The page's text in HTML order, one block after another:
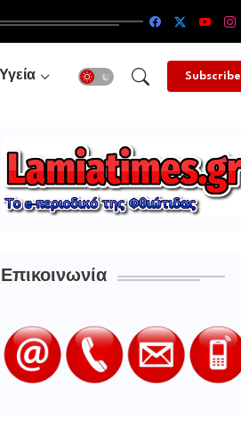
Υγεία Subscribe
Επικοινωνία